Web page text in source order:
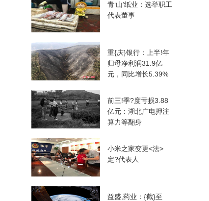
青‘山’纸业：选举职工
代表董事
重{庆}银行：上半!年
归母净利润31.9亿
元，同比增长5.39%
前三!季?度亏损3.88
亿元：湖北广电押注
算力等翻身
小米之家变更<法>
定?代表人
益盛,药业：{截}至